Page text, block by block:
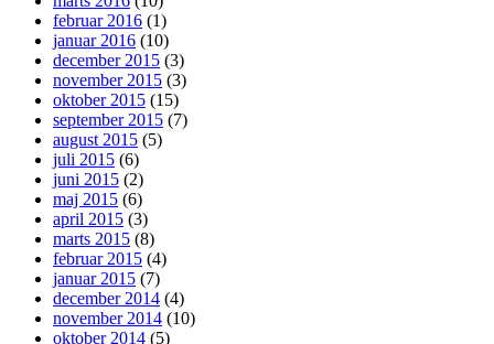
februar 2016 (1)
januar 2016 (10)
december 2015 (3)
november 2015 (3)
oktober 2015 (15)
september 2015 (7)
august 2015 (5)
juli 2015 (6)
juni 2015 (2)
maj 2015 (6)
april 2015 (3)
marts 2015 (8)
februar 2015 (4)
januar 2015 (7)
december 2014 (4)
november 2014 (10)
oktober 2014 (5)